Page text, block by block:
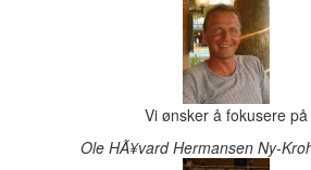
Vi ønsker å fokusere på
Ole HÃ¥vard HermansenNy-